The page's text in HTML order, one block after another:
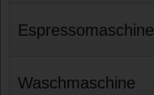
Espressomaschine
Waschmaschine